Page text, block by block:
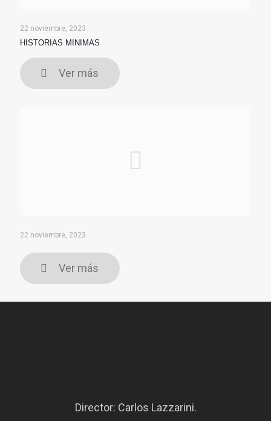
22 noviembre, 2023
HISTORIAS MINIMAS
Ver más
22 noviembre, 2023
Ver más
Director: Carlos Lazzarini.